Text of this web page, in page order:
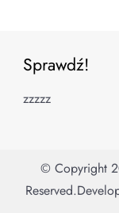
Sprawdź!
zzzzz
© Copyright
Reserved.